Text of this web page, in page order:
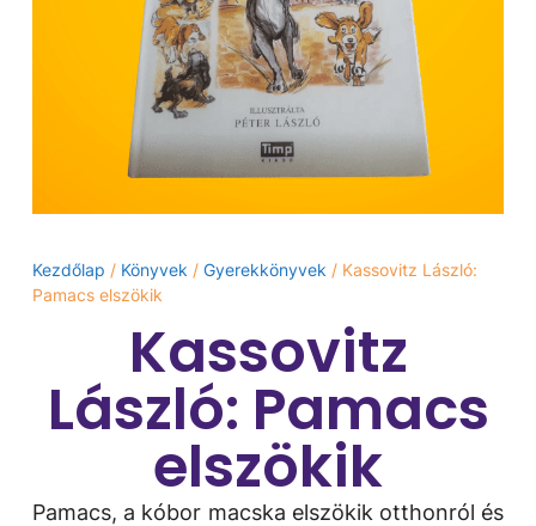
Kezdőlap / Könyvek / Gyerekkönyvek / Kassovitz László:
Pamacs elszökik
Kassovitz
László: Pamacs
elszökik
Pamacs, a kóbor macska elszökik otthonról és